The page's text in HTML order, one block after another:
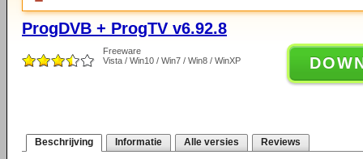
ProgDVB + ProgTV v6.92.8
Freeware
Vista / Win10 / Win7 / Win8 / WinXP
Beschrijving Informatie Alle versies Reviews